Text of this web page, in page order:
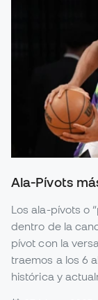
Ala-Pívots
Los ala-pívots o
dentro de la
pívot con la
traemos a los 6
histórica y